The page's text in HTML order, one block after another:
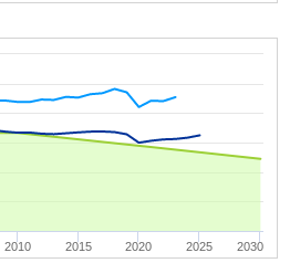
2010 2015 2020 2025 2030